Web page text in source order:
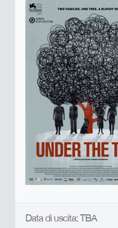
Data di uscita: TBA